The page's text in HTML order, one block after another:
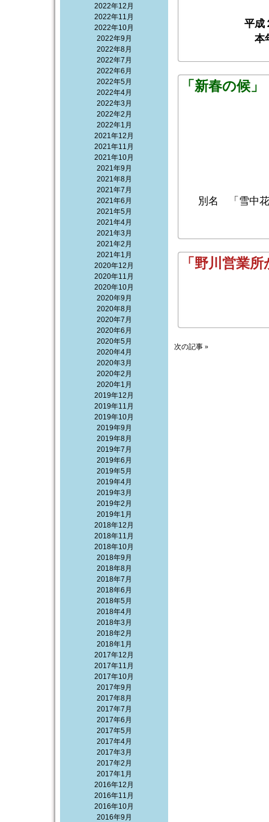
2022年12月
2022年11月
2022年10月
2022年9月
2022年8月
2022年7月
2022年6月
2022年5月
2022年4月
2022年3月
2022年2月
2022年1月
2021年12月
2021年11月
2021年10月
2021年9月
2021年8月
2021年7月
2021年6月
2021年5月
2021年4月
2021年3月
2021年2月
2021年1月
2020年12月
2020年11月
2020年10月
2020年9月
2020年8月
2020年7月
2020年6月
2020年5月
2020年4月
2020年3月
2020年2月
2020年1月
2019年12月
2019年11月
2019年10月
2019年9月
2019年8月
2019年7月
2019年6月
2019年5月
2019年4月
2019年3月
2019年2月
2019年1月
2018年12月
2018年11月
2018年10月
2018年9月
2018年8月
2018年7月
2018年6月
2018年5月
2018年4月
2018年3月
2018年2月
2018年1月
2017年12月
2017年11月
2017年10月
2017年9月
2017年8月
2017年7月
2017年6月
2017年5月
2017年4月
2017年3月
2017年2月
2017年1月
2016年12月
2016年11月
2016年10月
2016年9月
平成
本
「新春の候」
別名 「雪中花
「野川営業
次の記事 »